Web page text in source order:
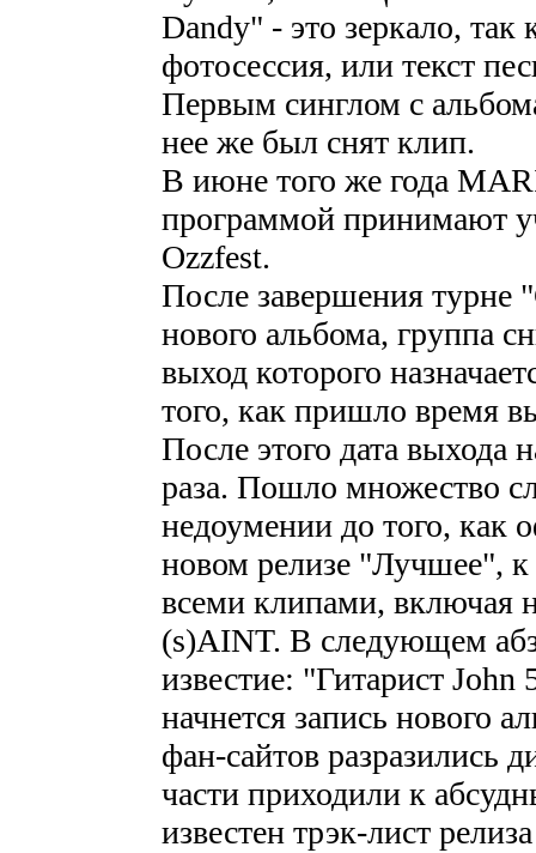
Dandy" - это зеркало, так
фотосессия, или текст
Первым синглом с
нее же был снят клип.
В июне того же года
программой принимают
Ozzfest.
После завершения турне
нового альбома, группа
выход которого
того, как пришло время
После этого дата выхода
раза. Пошло множество
недоумении до того, как
новом релизе "Лучшее", к
всеми клипами, включая
(s)AINT. В следующем
известие: "Гитарист
начнется запись нового
фан-сайтов разразились
части приходили к
известен трэк-лист